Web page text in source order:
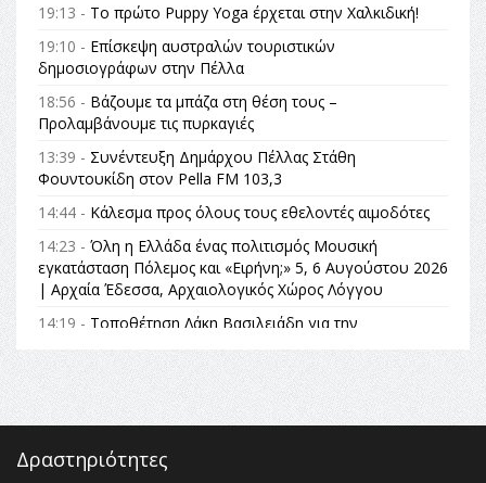
19:13 - Το πρώτο Puppy Yoga έρχεται στην Χαλκιδική!
19:10 - Επίσκεψη αυστραλών τουριστικών
δημοσιογράφων στην Πέλλα
18:56 - Βάζουμε τα μπάζα στη θέση τους –
Προλαμβάνουμε τις πυρκαγιές
13:39 - Συνέντευξη Δημάρχου Πέλλας Στάθη
Φουντουκίδη στον Pella FM 103,3
14:44 - Κάλεσμα προς όλους τους εθελοντές αιμοδότες
14:23 - Όλη η Ελλάδα ένας πολιτισμός Μουσική
εγκατάσταση Πόλεμος και «Ειρήνη;» 5, 6 Αυγούστου 2026
| Αρχαία Έδεσσα, Αρχαιολογικός Χώρος Λόγγου
14:19 - Τοποθέτηση Λάκη Βασιλειάδη για την
Αναθεώρηση του Συντάγματος: «Σε τέτοιες κορυφαίες
θεσμικές διαδικασίες υπάρχει μόνο η ευθύνη απέναντι
στις επόμενες γενιές»
16:35 -Το πρόγραμμα του ΠΑΟΚ στον δεύτερο γύρο του
16:27 - Όλυμπος: Εντάχθηκε στον Κατάλογο Παγκόσμιας
Δραστηριότητες